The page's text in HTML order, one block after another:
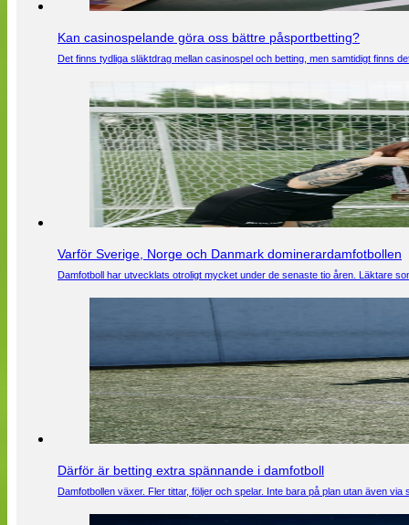
Kan casinospelande göra oss bättre påsportbetting?
Det finns tydliga släktdrag mellan casinospel och betting, men samtidigt finns
Varför Sverige, Norge och Danmark dominerardamfotbollen
Damfotboll har utvecklats otroligt mycket under de senaste tio åren. Läktare
Därför är betting extra spännande i damfotboll
Damfotbollen växer. Fler tittar, följer och spelar. Inte bara på plan utan även